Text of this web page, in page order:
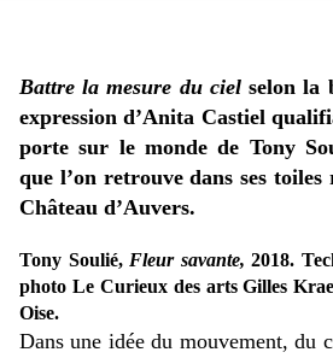
Battre la mesure du cielselon la
expression d’Anita Castiel
porte sur le monde de Tony
que l’on retrouve dans ses toiles
Château d’Auvers.
Tony Soulié, Fleur savante, 2018.
photo Le Curieux des arts Gilles
Oise.
Dans une idée du mouvement, du